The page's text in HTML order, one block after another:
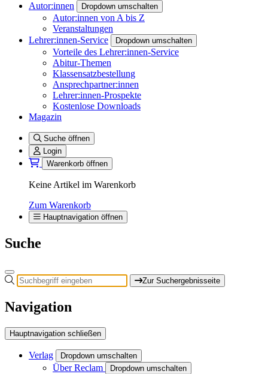
Autor:innen
Dropdown umschalten
Autor:innen von A bis Z
Veranstaltungen
Lehrer:innen-Service
Dropdown umschalten
Vorteile des Lehrer:innen-Service
Abitur-Themen
Klassensatzbestellung
Ansprechpartner:innen
Lehrer:innen-Prospekte
Kostenlose Downloads
Magazin
Suche öffnen
Login
Warenkorb öffnen
Keine Artikel im Warenkorb
Zum Warenkorb
Hauptnavigation öffnen
Suche
Zur Suchergebnisseite
Navigation
Hauptnavigation schließen
Verlag Dropdown umschalten
Über Reclam Dropdown umschalten